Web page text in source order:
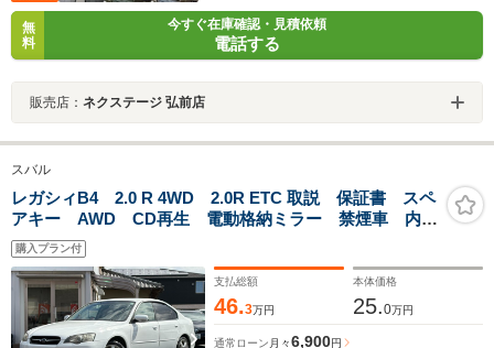
無
料
今すぐ在庫確認・見積依頼
電話する
販売店： ネクステージ 弘前店
スバル
レガシィB4 2.0 R 4WD 2.0R ETC 取説 保証書 スペ
アキー AWD CD再生 電動格納ミラー 禁煙車 内外
装仕上済み MD再生 タイミングベルト交換済み
購入プラン付
支払総額
46.3万円
本体価格
25.0万円
通常ローン 月々6,900円